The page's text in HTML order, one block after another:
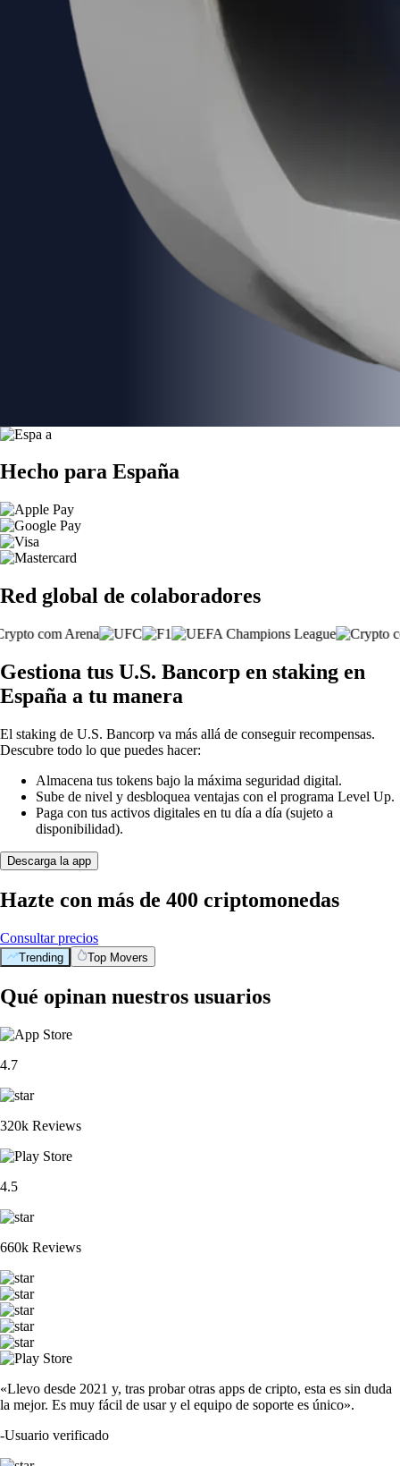
Hecho para España
Red global de colaboradores
Gestiona tus U.S. Bancorp en staking en
España a tu manera
El staking de U.S. Bancorp va más allá de conseguir recompensas.
Descubre todo lo que puedes hacer:
Almacena tus tokens bajo la máxima seguridad digital.
Sube de nivel y desbloquea ventajas con el programa Level Up.
Paga con tus activos digitales en tu día a día (sujeto a
disponibilidad).
Descarga la app
Hazte con más de 400 criptomonedas
Consultar precios
Trending Top Movers
Qué opinan nuestros usuarios
4.7
320k Reviews
4.5
660k Reviews
«Llevo desde 2021 y, tras probar otras apps de cripto, esta es sin duda
la mejor. Es muy fácil de usar y el equipo de soporte es único».
-Usuario verificado